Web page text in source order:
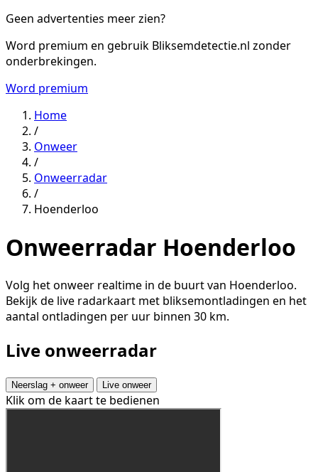
Geen advertenties meer zien?
Word premium en gebruik Bliksemdetectie.nl zonder
onderbrekingen.
Word premium
Home
/
Onweer
/
Onweerradar
/
Hoenderloo
Onweerradar Hoenderloo
Volg het onweer realtime in de buurt van Hoenderloo.
Bekijk de live radarkaart met bliksemontladingen en het
aantal ontladingen per uur binnen 30 km.
Live onweerradar
Neerslag + onweer Live onweer
Klik om de kaart te bedienen